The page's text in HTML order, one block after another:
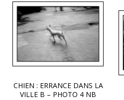
CHIEN : ERRANCE DANS LA
VILLE B – PHOTO 4 NB